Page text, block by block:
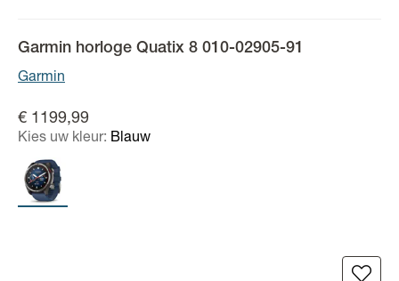
Garmin horloge Quatix 8 010-02905-91
Garmin
€ 1199,99
Kies uw kleur: Blauw